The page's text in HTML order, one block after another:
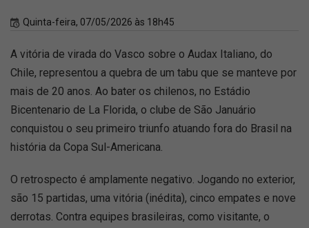
Quinta-feira, 07/05/2026 às 18h45
A vitória de virada do Vasco sobre o Audax Italiano, do
Chile, representou a quebra de um tabu que se manteve por
mais de 20 anos. Ao bater os chilenos, no Estádio
Bicentenario de La Florida, o clube de São Januário
conquistou o seu primeiro triunfo atuando fora do Brasil na
história da Copa Sul-Americana.
O retrospecto é amplamente negativo. Jogando no exterior,
são 15 partidas, uma vitória (inédita), cinco empates e nove
derrotas. Contra equipes brasileiras, como visitante, o